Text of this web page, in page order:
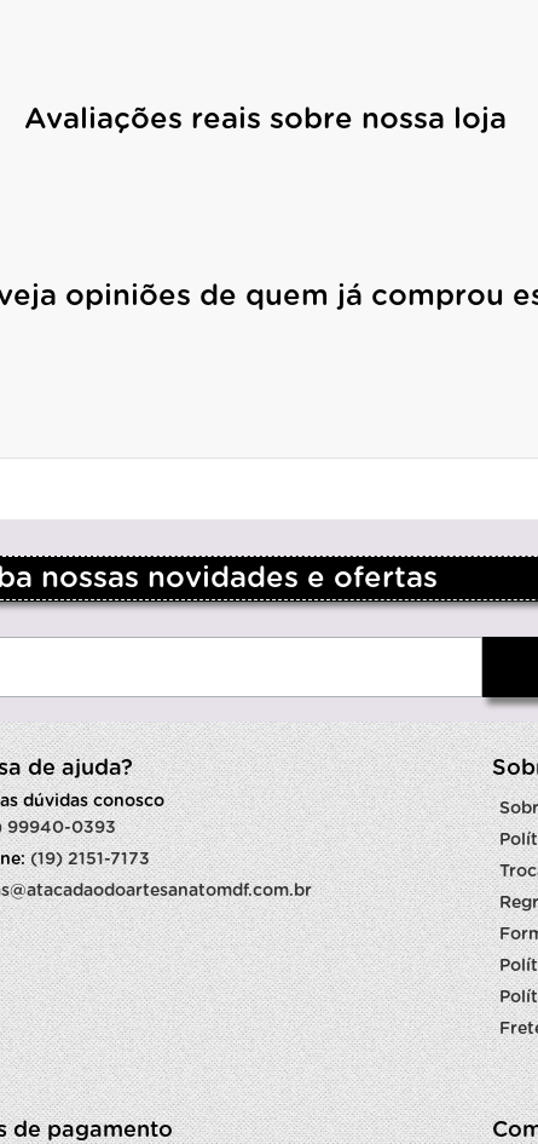
Avaliações reais sobre nossa loja
opiniões de quem já comprou
nossas novidades e ofertas
de ajuda?
dúvidas conosco
99940-0393
(19) 2151-7173
de pagamento